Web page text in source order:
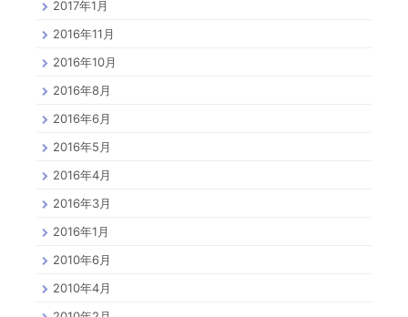
2017年1月
2016年11月
2016年10月
2016年8月
2016年6月
2016年5月
2016年4月
2016年3月
2016年1月
2010年6月
2010年4月